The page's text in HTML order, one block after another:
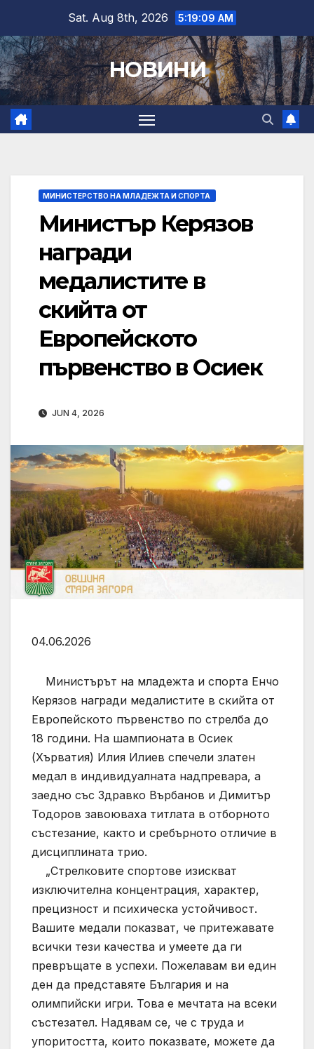
content
Sat. Aug 8th, 2026 5:19:10 AM
НОВИНИ
МИНИСТЕРСТВО НА МЛАДЕЖТА И СПОРТА
Министър Керязов
награди
медалистите в
скийта от
Европейското
първенство в Осиек
JUN 4, 2026
04.06.2026
Министърът на младежта и спорта Енчо
Керязов награди медалистите в скийта от
Европейското първенство по стрелба до
18 години. На шампионата в Осиек
(Хърватия) Илия Илиев спечели златен
медал в индивидуалната надпревара, а
заедно със Здравко Върбанов и Димитър
Тодоров завоюваха титлата в отборното
състезание, както и сребърното отличие в
дисциплината трио.
„Стрелковите спортове изискват
изключителна концентрация, характер,
прецизност и психическа устойчивост.
Вашите медали показват, че притежавате
всички тези качества и умеете да ги
превръщате в успехи. Пожелавам ви един
ден да представяте България и на
олимпийски игри. Това е мечтата на всеки
състезател. Надявам се, че с труда и
упоритостта, които показвате, можете да